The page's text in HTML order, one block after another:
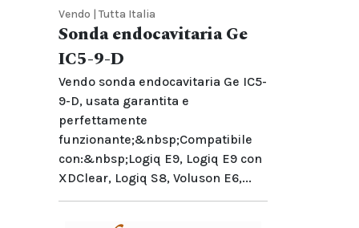
Vendo | Tutta Italia
Sonda endocavitaria Ge
IC5-9-D
Vendo sonda endocavitaria Ge IC5-
9-D, usata garantita e
perfettamente
funzionante;&nbsp;Compatibile
con:&nbsp;Logiq E9, Logiq E9 con
XDClear, Logiq S8, Voluson E6,...